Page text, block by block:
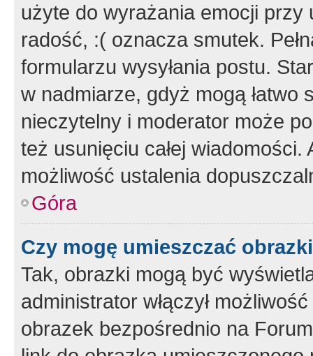
użyte do wyrażania emocji
radość, :( oznacza smutek.
formularzu wysyłania postu.
w nadmiarze, gdyż mogą
nieczytelny i moderator może
też usunięciu całej
możliwość ustalenia
Góra
Czy mogę umieszczać
Tak, obrazki mogą być
administrator włączył
obrazek bezpośrednio na